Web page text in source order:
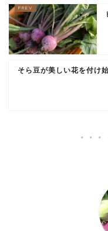
そら豆が美しい花を付け